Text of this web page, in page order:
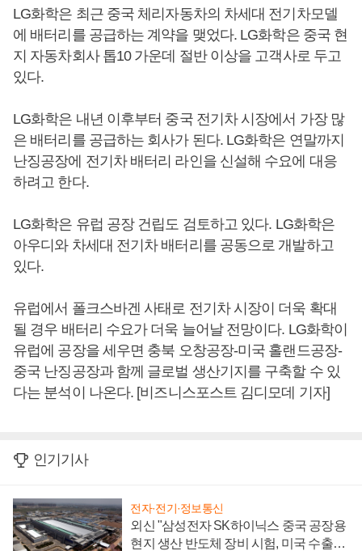
LG화학은 최근 중국 체리자동차의 차세대 전기차모델
에 배터리를 공급하는 계약을 맺었다. LG화학은 중국 현
지 자동차회사 톱10 가운데 절반 이상을 고객사로 두고
있다.
LG화학은 내년 이후부터 중국 전기차 시장에서 가장 많
은 배터리를 공급하는 회사가 된다. LG화학은 연말까지
난징공장에 전기차 배터리 라인을 신설해 수요에 대응
하려고 한다.
LG화학은 유럽 공장 건립도 검토하고 있다. LG화학은
아우디와 차세대 전기차 배터리를 공동으로 개발하고
있다.
유럽에서 폴크스바겐 사태로 전기차 시장이 더욱 확대
될 경우 배터리 수요가 더욱 늘어날 전망이다. LG화학이
유럽에 공장을 세우면 충북 오창공장-미국 홀랜드공장-
중국 난징공장과 함께 글로벌 생산기지를 구축할 수 있
다는 분석이 나온다. [비즈니스포스트 김디모데 기자]
인기기사
전자·전기·정보통신
외신 "삼성전자 SK하이닉스 중국 공장용
현지 생산 반도체 장비 시험, 미국 수출통